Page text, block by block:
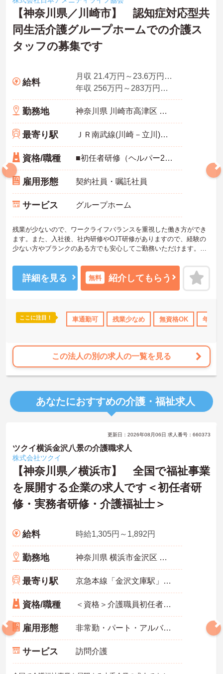
研修制度あり 産休･育休･介護休暇取得実績あり 社会保険完備
【神奈川県／川崎市】 認知症対応型共
同生活介護グループホームでの介護ス
タッフの募集です
給料
月収 21.4万円～23.6万円夜勤手当4回分込
年収 256万円～283万円程度
勤務地 神奈川県 川崎市高津区 宇奈根637-6
最寄り駅 ＪＲ南武線(川崎－立川)「久地駅」徒歩12分
資格/職種 ■初任者研修（ヘルパー2級）、実務者研修（ヘルパー1級）、介護福祉士免許 ■介護経験半年以上
雇用形態 契約社員・嘱託社員
サービス グループホーム
残業が少ないので、ワークライフバランスを重視した働き方ができ
ます。また、入社後、社内研修やOJT研修がありますので、経験の
少ない方やブランクのある方でも安心してご勤務いただけます。ご
のでお気軽にご相談ください。
詳細を見る 無料 紹介してもらう
ここに注目！ 車通勤可 残業少なめ 無資格OK 年間
この法人の別の求人の一覧を見る
あなたにおすすめの介護・福祉求人
更新日：2026年08月06日 求人番号：660373
ツクイ横浜金沢八景の介護職求人
株式会社ツクイ
【神奈川県／横浜市】 全国で福祉事業
を展開する企業の求人です＜初任者研
修・実務者研修・介護福祉士＞
給料 時給1,305円～1,892円
勤務地 神奈川県 横浜市金沢区 町屋町10-2 ラ・メール金沢102
最寄り駅 京急本線「金沢文庫駅」徒歩12分
資格/職種 ＜資格＞介護職員初任者研修(旧ヘルパー2級)以上 必須 ＜経験＞不問
雇用形態 非常勤・パート・アルバイト
サービス 訪問介護